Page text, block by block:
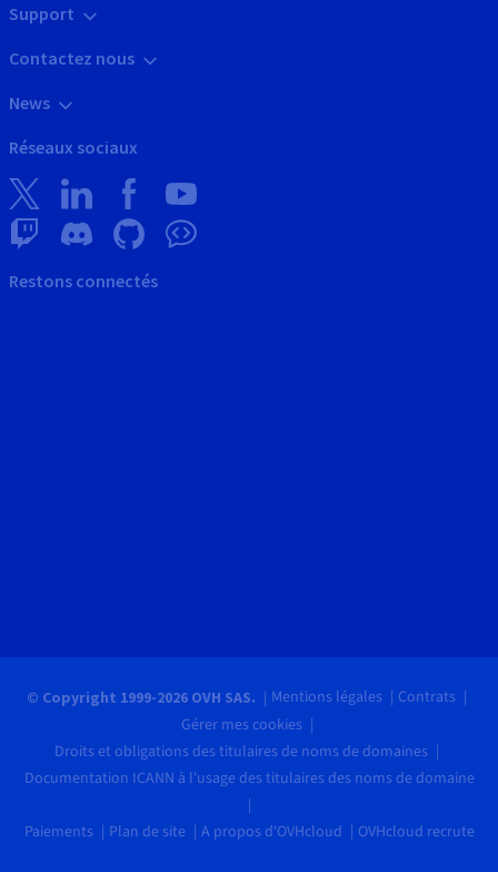
Support
Contactez nous
News
Réseaux sociaux
Restons connectés
© Copyright 1999-2026 OVH SAS. Mentions légales
Contrats
Gérer mes cookies
Droits et obligations des titulaires de noms de domaines
Documentation ICANN à l'usage des titulaires des noms de domaine
Paiements Plan de site A propos d'OVHcloud OVHcloud recrute